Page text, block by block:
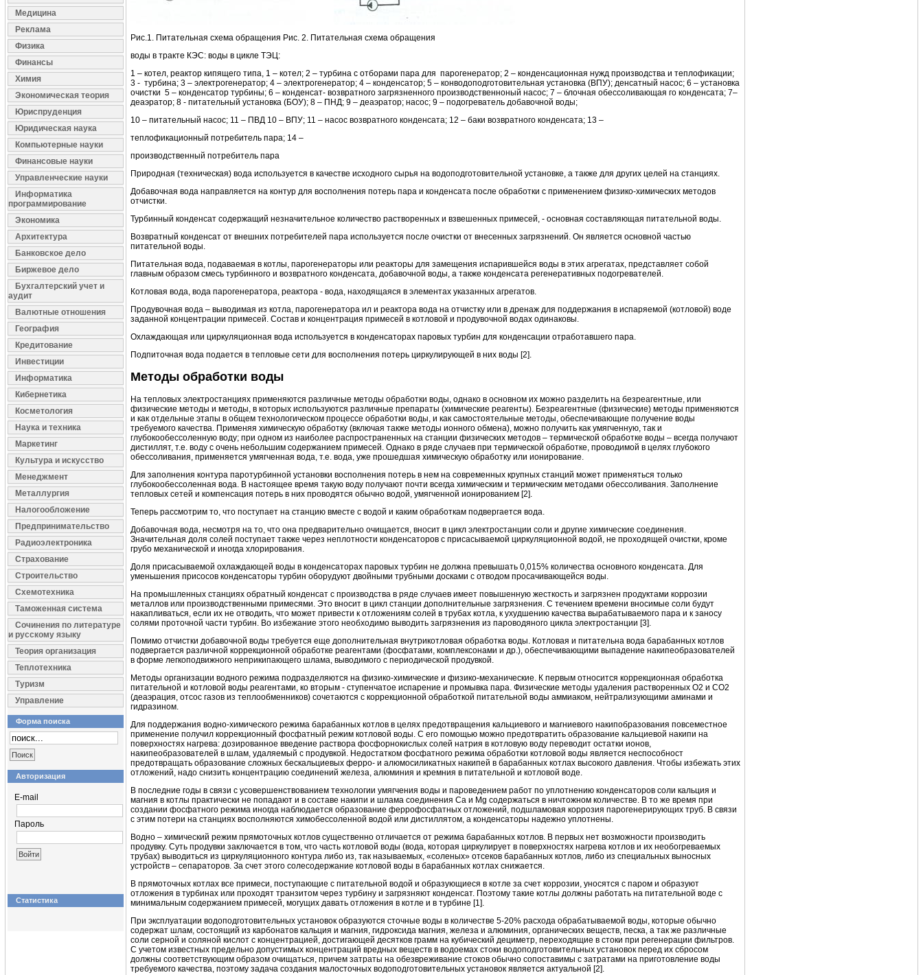
Медицина
Реклама
Физика
Финансы
Химия
Экономическая теория
Юриспруденция
Юридическая наука
Компьютерные науки
Финансовые науки
Управленческие науки
Информатика
программирование
Экономика
Архитектура
Банковское дело
Биржевое дело
Бухгалтерский учет и
аудит
Валютные отношения
География
Кредитование
Инвестиции
Информатика
Кибернетика
Косметология
Наука и техника
Маркетинг
Культура и искусство
Менеджмент
Металлургия
Налогообложение
Предпринимательство
Радиоэлектроника
Страхование
Строительство
Схемотехника
Таможенная система
Сочинения по литературе
и русскому языку
Теория организация
Теплотехника
Туризм
Управление
Форма поиска
Авторизация
E-mail
Пароль
Статистика
Рис.1. Питательная схема обращения Рис. 2. Питательная схема обращения
воды в тракте КЭС: воды в цикле ТЭЦ:
1 – котел, реактор кипящего типа, 1 – котел; 2 – турбина с отборами пара для парогенератор; 2 – конденсационная нужд производства и теплофикации;
3 - турбина; 3 – электрогенератор; 4 – электрогенератор; 4 – конденсатор; 5 – конводоподготовительная установка (ВПУ); денсатный насос; 6 – установка
очистки 5 – конденсатор турбины; 6 – конденсат- возвратного загрязненного производственноный насос; 7 – блочная обессоливающая го конденсата; 7–
деаэратор; 8 - питательный установка (БОУ); 8 – ПНД; 9 – деаэратор; насос; 9 – подогреватель добавочной воды;
10 – питательный насос; 11 – ПВД 10 – ВПУ; 11 – насос возвратного конденсата; 12 – баки возвратного конденсата; 13 –
теплофикационный потребитель пара; 14 –
производственный потребитель пара
Природная (техническая) вода используется в качестве исходного сырья на водоподготовительной установке, а также для других целей на станциях.
Добавочная вода направляется на контур для восполнения потерь пара и конденсата после обработки с применением физико-химических методов
отчистки.
Турбинный конденсат содержащий незначительное количество растворенных и взвешенных примесей, - основная составляющая питательной воды.
Возвратный конденсат от внешних потребителей пара используется после очистки от внесенных загрязнений. Он является основной частью
питательной воды.
Питательная вода, подаваемая в котлы, парогенераторы или реакторы для замещения испарившейся воды в этих агрегатах, представляет собой
главным образом смесь турбинного и возвратного конденсата, добавочной воды, а также конденсата регенеративных подогревателей.
Котловая вода, вода парогенератора, реактора - вода, находящаяся в элементах указанных агрегатов.
Продувочная вода – выводимая из котла, парогенератора ил и реактора вода на отчистку или в дренаж для поддержания в испаряемой (котловой) воде
заданной концентрации примесей. Состав и концентрация примесей в котловой и продувочной водах одинаковы.
Охлаждающая или циркуляционная вода используется в конденсаторах паровых турбин для конденсации отработавшего пара.
Подпиточная вода подается в тепловые сети для восполнения потерь циркулирующей в них воды [2].
Методы обработки воды
На тепловых электростанциях применяются различные методы обработки воды, однако в основном их можно разделить на безреагентные, или
физические методы и методы, в которых используются различные препараты (химические реагенты). Безреагентные (физические) методы применяются
и как отдельные этапы в общем технологическом процессе обработки воды, и как самостоятельные методы, обеспечивающие получение воды
требуемого качества. Применяя химическую обработку (включая также методы ионного обмена), можно получить как умягченную, так и
глубокообессоленную воду; при одном из наиболее распространенных на станции физических методов – термической обработке воды – всегда получают
дистиллят, т.е. воду с очень небольшим содержанием примесей. Однако в ряде случаев при термической обработке, проводимой в целях глубокого
обессоливания, применяется умягченная вода, т.е. вода, уже прошедшая химическую обработку или ионирование.
Для заполнения контура паротурбинной установки восполнения потерь в нем на современных крупных станций может применяться только
глубокообессоленная вода. В настоящее время такую воду получают почти всегда химическим и термическим методами обессоливания. Заполнение
тепловых сетей и компенсация потерь в них проводятся обычно водой, умягченной ионированием [2].
Теперь рассмотрим то, что поступает на станцию вместе с водой и каким обработкам подвергается вода.
Добавочная вода, несмотря на то, что она предварительно очищается, вносит в цикл электростанции соли и другие химические соединения.
Значительная доля солей поступает также через неплотности конденсаторов с присасываемой циркуляционной водой, не проходящей очистки, кроме
грубо механической и иногда хлорирования.
Доля присасываемой охлаждающей воды в конденсаторах паровых турбин не должна превышать 0,015% количества основного конденсата. Для
уменьшения присосов конденсаторы турбин оборудуют двойными трубными досками с отводом просачивающейся воды.
На промышленных станциях обратный конденсат с производства в ряде случаев имеет повышенную жесткость и загрязнен продуктами коррозии
металлов или производственными примесями. Это вносит в цикл станции дополнительные загрязнения. С течением времени вносимые соли будут
накапливаться, если их не отводить, что может привести к отложениям солей в трубах котла, к ухудшению качества вырабатываемого пара и к заносу
солями проточной части турбин. Во избежание этого необходимо выводить загрязнения из пароводяного цикла электростанции [3].
Помимо отчистки добавочной воды требуется еще дополнительная внутрикотловая обработка воды. Котловая и питательна вода барабанных котлов
подвергается различной коррекционной обработке реагентами (фосфатами, комплексонами и др.), обеспечивающими выпадение накипеобразователей
в форме легкоподвижного неприкипающего шлама, выводимого с периодической продувкой.
Методы организации водного режима подразделяются на физико-химические и физико-механические. К первым относится коррекционная обработка
питательной и котловой воды реагентами, ко вторым - ступенчатое испарение и промывка пара. Физические методы удаления растворенных О2 и СО2
(деаэрация, отсос газов из теплообменников) сочетаются с коррекционной обработкой питательной воды аммиаком, нейтрализующими аминами и
гидразином.
Для поддержания водно-химического режима барабанных котлов в целях предотвращения кальциевого и магниевого накипобразования повсеместное
применение получил коррекционный фосфатный режим котловой воды. С его помощью можно предотвратить образование кальциевой накипи на
поверхностях нагрева: дозированное введение раствора фосфорнокислых солей натрия в котловую воду переводит остатки ионов,
накипеобразователей в шлам, удаляемый с продувкой. Недостатком фосфатного режима обработки котловой воды является неспособност
предотвращать образование сложных бескальциевых ферро- и алюмосиликатных накипей в барабанных котлах высокого давления. Чтобы избежать этих
отложений, надо снизить концентрацию соединений железа, алюминия и кремния в питательной и котловой воде.
В последние годы в связи с усовершенствованием технологии умягчения воды и пароведением работ по уплотнению конденсаторов соли кальция и
магния в котлы практически не попадают и в составе накипи и шлама соединения Са и Мg содержаться в ничтожном количестве. В то же время при
создании фосфатного режима иногда наблюдается образование феррофосфатных отложений, подшламовая коррозия парогенерирующих труб. В связи
с этим потери на станциях восполняются химобессоленной водой или дистиллятом, а конденсаторы надежно уплотнены.
Водно – химический режим прямоточных котлов существенно отличается от режима барабанных котлов. В первых нет возможности производить
продувку. Суть продувки заключается в том, что часть котловой воды (вода, которая циркулирует в поверхностях нагрева котлов и их необогреваемых
трубах) выводиться из циркуляционного контура либо из, так называемых, «соленых» отсеков барабанных котлов, либо из специальных выносных
устройств – сепараторов. За счет этого солесодержание котловой воды в барабанных котлах снижается.
В прямоточных котлах все примеси, поступающие с питательной водой и образующиеся в котле за счет коррозии, уносятся с паром и образуют
отложения в турбинах или проходят транзитом через турбину и загрязняют конденсат. Поэтому такие котлы должны работать на питательной воде с
минимальным содержанием примесей, могущих давать отложения в котле и в турбине [1].
При эксплуатации водоподготовительных установок образуются сточные воды в количестве 5-20% расхода обрабатываемой воды, которые обычно
содержат шлам, состоящий из карбонатов кальция и магния, гидроксида магния, железа и алюминия, органических веществ, песка, а так же различные
соли серной и соляной кислот с концентрацией, достигающей десятков грамм на кубический дециметр, переходящие в стоки при регенерации фильтров.
С учетом известных предельно допустимых концентраций вредных веществ в водоемах стоки водоподготовительных установок перед их сбросом
должны соответствующим образом очищаться, причем затраты на обезвреживание стоков обычно сопоставимы с затратами на приготовление воды
требуемого качества, поэтому задача создания малосточных водоподготовительных установок является актуальной [2].